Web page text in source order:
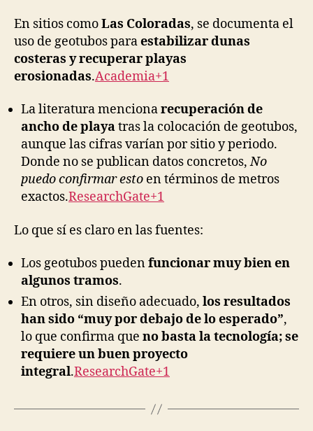
En sitios comoLas Coloradas, se documenta el
uso de geotubos paraestabilizar dunas
costeras y recuperar playas
erosionadas.Academia+1
La literatura mencionarecuperación de
ancho de playatras la colocación de geotubos,
aunque las cifras varían por sitio y periodo.
Donde no se publican datos concretos,No
puedo confirmar esto en términos de metros
exactos.ResearchGate+1
Lo que sí es claro en las fuentes:
Los geotubos puedenfuncionar muy bien en
algunos tramos.
En otros, sin diseño adecuado, los resultados
han sido “muy por debajo de lo esperado”,
lo que confirma que no basta la tecnología; se
requiere un buen proyecto
integral.ResearchGate+1